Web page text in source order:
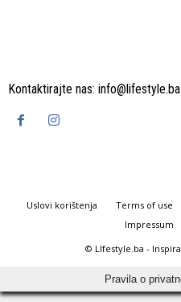
Kontaktirajte nas: info@lifestyle.ba
Uslovi korištenja Terms of use
Impressum
© LIfestyle.ba -
Pravila o